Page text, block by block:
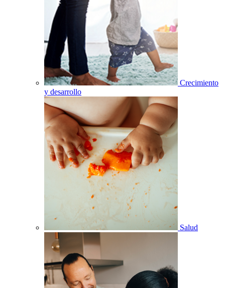
Crecimiento
y desarrollo
Salud